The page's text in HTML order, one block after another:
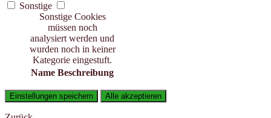
Sonstige
Sonstige Cookies
müssen noch
analysiert werden und
wurden noch in keiner
Kategorie eingestuft.
Name Beschreibung
Einstellungen speichern Alle akzeptieren